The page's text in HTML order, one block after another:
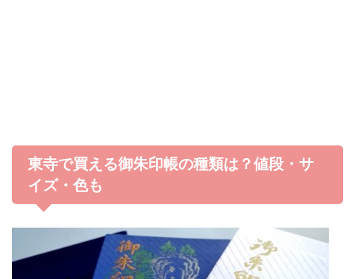
東寺で買える御朱印帳の種類は？値段・サ
イズ・色も